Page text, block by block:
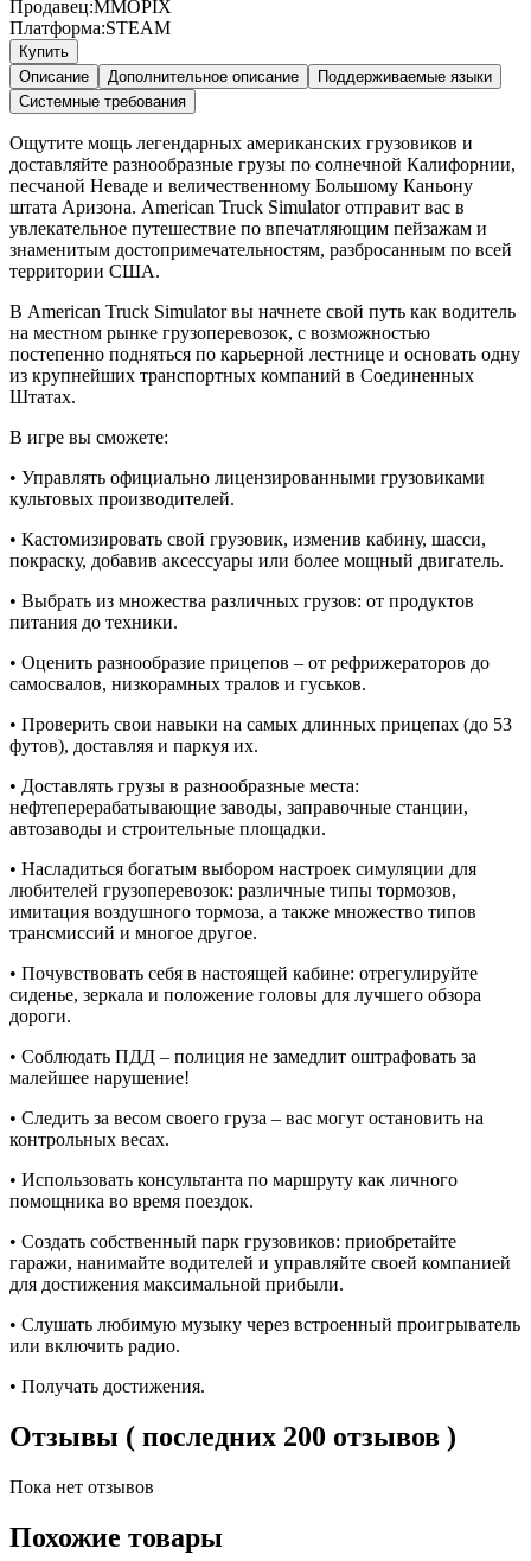
Продавец:MMOPIX
Платформа:STEAM
Купить
Описание
Дополнительное описание
Поддерживаемые языки
Системные требования
Ощутите мощь легендарных американских грузовиков и
доставляйте разнообразные грузы по солнечной Калифорнии,
песчаной Неваде и величественному Большому Каньону
штата Аризона. American Truck Simulator отправит вас в
увлекательное путешествие по впечатляющим пейзажам и
знаменитым достопримечательностям, разбросанным по всей
территории США.
В American Truck Simulator вы начнете свой путь как водитель
на местном рынке грузоперевозок, с возможностью
постепенно подняться по карьерной лестнице и основать одну
из крупнейших транспортных компаний в Соединенных
Штатах.
В игре вы сможете:
• Управлять официально лицензированными грузовиками
культовых производителей.
• Кастомизировать свой грузовик, изменив кабину, шасси,
покраску, добавив аксессуары или более мощный двигатель.
• Выбрать из множества различных грузов: от продуктов
питания до техники.
• Оценить разнообразие прицепов – от рефрижераторов до
самосвалов, низкорамных тралов и гуськов.
• Проверить свои навыки на самых длинных прицепах (до 53
футов), доставляя и паркуя их.
• Доставлять грузы в разнообразные места:
нефтеперерабатывающие заводы, заправочные станции,
автозаводы и строительные площадки.
• Насладиться богатым выбором настроек симуляции для
любителей грузоперевозок: различные типы тормозов,
имитация воздушного тормоза, а также множество типов
трансмиссий и многое другое.
• Почувствовать себя в настоящей кабине: отрегулируйте
сиденье, зеркала и положение головы для лучшего обзора
дороги.
• Соблюдать ПДД – полиция не замедлит оштрафовать за
малейшее нарушение!
• Следить за весом своего груза – вас могут остановить на
контрольных весах.
• Использовать консультанта по маршруту как личного
помощника во время поездок.
• Создать собственный парк грузовиков: приобретайте
гаражи, нанимайте водителей и управляйте своей компанией
для достижения максимальной прибыли.
• Слушать любимую музыку через встроенный проигрыватель
или включить радио.
• Получать достижения.
Отзывы ( последних 200 отзывов )
Пока нет отзывов
Похожие товары